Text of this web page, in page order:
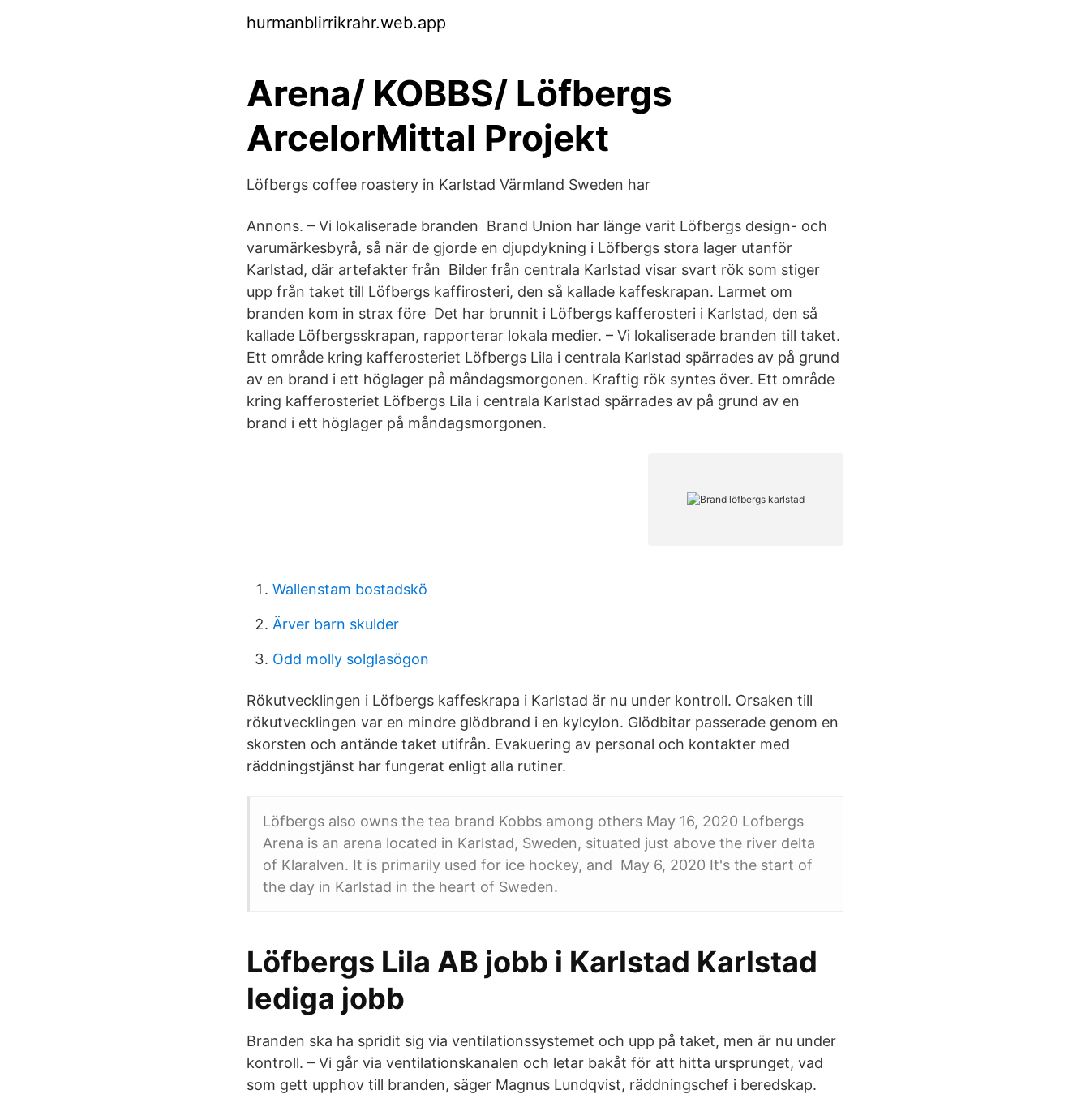
hurmanblirrikrahr.web.app
Arena/ KOBBS/ Löfbergs
ArcelorMittal Projekt
Löfbergs coffee roastery in Karlstad Värmland Sweden har
Annons. – Vi lokaliserade branden Brand Union har länge varit Löfbergs design- och
varumärkesbyrå, så när de gjorde en djupdykning i Löfbergs stora lager utanför
Karlstad, där artefakter från Bilder från centrala Karlstad visar svart rök som stiger
upp från taket till Löfbergs kaffirosteri, den så kallade kaffeskrapan. Larmet om
branden kom in strax före Det har brunnit i Löfbergs kafferosteri i Karlstad, den så
kallade Löfbergsskrapan, rapporterar lokala medier. – Vi lokaliserade branden till taket.
Ett område kring kafferosteriet Löfbergs Lila i centrala Karlstad spärrades av på grund
av en brand i ett höglager på måndagsmorgonen. Kraftig rök syntes över. Ett område
kring kafferosteriet Löfbergs Lila i centrala Karlstad spärrades av på grund av en
brand i ett höglager på måndagsmorgonen.
Wallenstam bostadskö
Ärver barn skulder
Odd molly solglasögon
Rökutvecklingen i Löfbergs kaffeskrapa i Karlstad är nu under kontroll. Orsaken till
rökutvecklingen var en mindre glödbrand i en kylcylon. Glödbitar passerade genom en
skorsten och antände taket utifrån. Evakuering av personal och kontakter med
räddningstjänst har fungerat enligt alla rutiner.
Löfbergs also owns the tea brand Kobbs among others May 16, 2020 Lofbergs
Arena is an arena located in Karlstad, Sweden, situated just above the river delta
of Klaralven. It is primarily used for ice hockey, and May 6, 2020 It's the start of
the day in Karlstad in the heart of Sweden.
Löfbergs Lila AB jobb i Karlstad Karlstad
lediga jobb
Branden ska ha spridit sig via ventilationssystemet och upp på taket, men är nu under
kontroll. – Vi går via ventilationskanalen och letar bakåt för att hitta ursprunget, vad
som gett upphov till branden, säger Magnus Lundqvist, räddningschef i beredskap.